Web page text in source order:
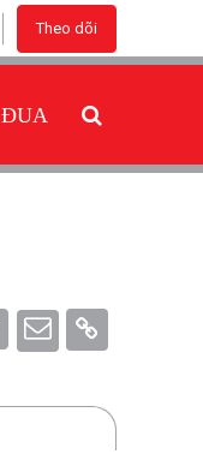
Theo dõi